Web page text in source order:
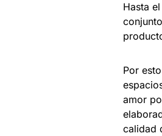
Hasta
Por
amor
calidad